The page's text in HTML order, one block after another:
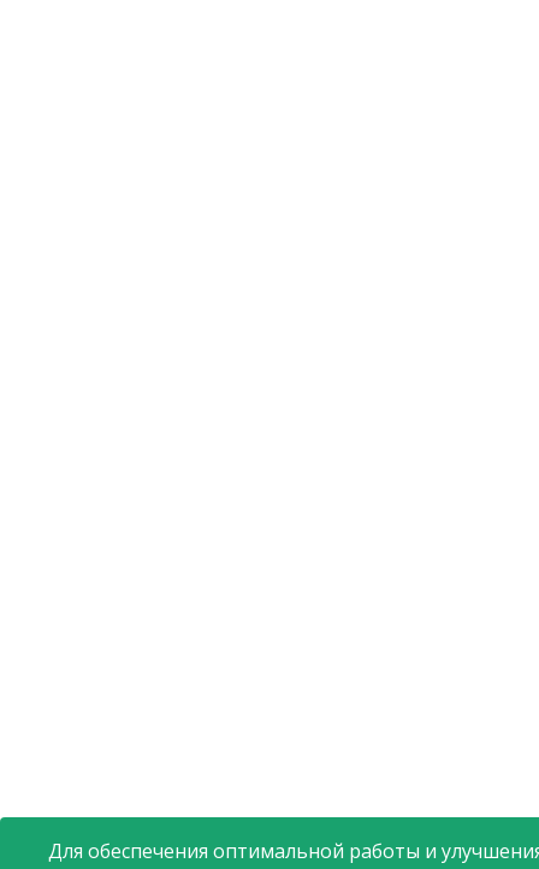
Для обеспечения оптимальной работы и